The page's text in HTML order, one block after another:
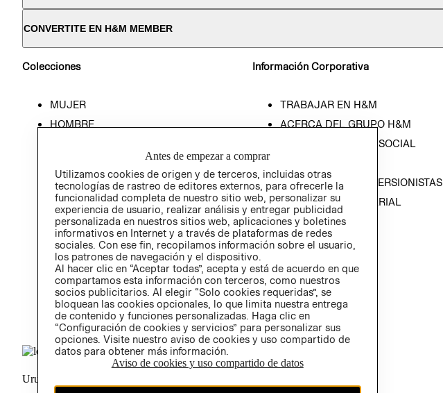
CONVERTITE EN H&M MEMBER
Colecciones
MUJER
HOMBRE
Información Corporativa
TRABAJAR EN H&M
ACERCA DEL GRUPO H&M
RESPONSABILIDAD SOCIAL
RELACIÓN CON INVERSIONISTAS
POLÍTICA EMPRESARIAL
Uruguay ($U)
Antes de empezar a comprar
Utilizamos cookies de origen y de terceros, incluidas otras
tecnologías de rastreo de editores externos, para ofrecerle la
funcionalidad completa de nuestro sitio web, personalizar su
experiencia de usuario, realizar análisis y entregar publicidad
personalizada en nuestros sitios web, aplicaciones y boletines
informativos en Internet y a través de plataformas de redes
sociales. Con ese fin, recopilamos información sobre el usuario,
los patrones de navegación y el dispositivo.
Al hacer clic en “Aceptar todas”, acepta y está de acuerdo en que
compartamos esta información con terceros, como nuestros
socios publicitarios. Al elegir “Solo cookies requeridas”, se
bloquean las cookies opcionales, lo que limita nuestra entrega
de contenido y funciones personalizadas. Haga clic en
“Configuración de cookies y servicios” para personalizar sus
opciones. Visite nuestro aviso de cookies y uso compartido de
datos para obtener más información.
Aviso de cookies y uso compartido de datos